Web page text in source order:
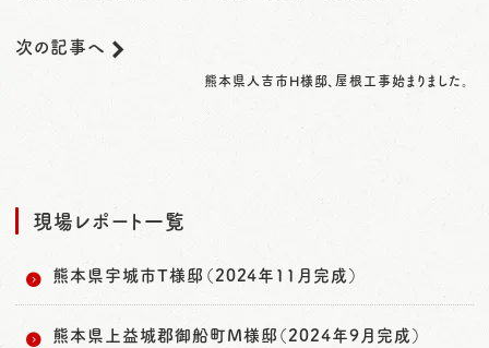
次の記事へ
熊本県人吉市H様邸、屋根工事始まりました。
現場レポート一覧
熊本県宇城市T様邸（2024年11月完成）
熊本県上益城郡御船町M様邸（2024年9月完成）